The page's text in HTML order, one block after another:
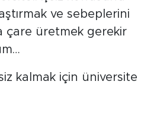
ve sebeplerini
çare üretmek gerekir
kalmak için üniversite